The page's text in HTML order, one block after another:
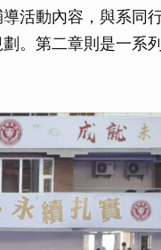
活動內容，與系同
。第二章則是一系